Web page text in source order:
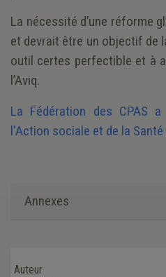
La nécessité d’une réforme
et devrait être un objectif de
outil certes perfectible et à
l’Aviq.
La Fédération des CPAS
l'Action sociale et de la Santé
Annexes
Auteur